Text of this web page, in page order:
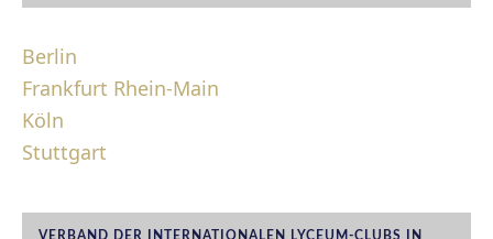
Berlin
Frankfurt Rhein-Main
Köln
Stuttgart
VERBAND DER INTERNATIONALEN LYCEUM-CLUBS IN